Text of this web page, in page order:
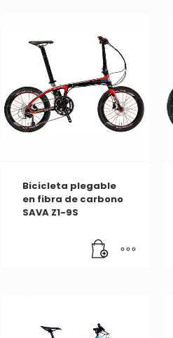
Bicicleta plegable
en fibra de carbono
SAVA Z1-9S